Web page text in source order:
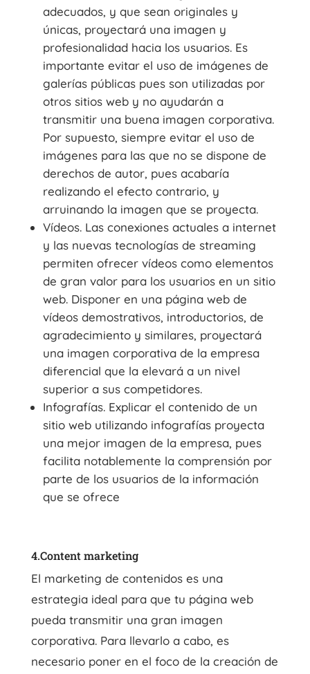
adecuados, y que sean originales y
únicas, proyectará una imagen y
profesionalidad hacia los usuarios. Es
importante evitar el uso de imágenes de
galerías públicas pues son utilizadas por
otros sitios web y no ayudarán a
transmitir una buena imagen corporativa.
Por supuesto, siempre evitar el uso de
imágenes para las que no se dispone de
derechos de autor, pues acabaría
realizando el efecto contrario, y
arruinando la imagen que se proyecta.
Vídeos. Las conexiones actuales a internet
y las nuevas tecnologías de streaming
permiten ofrecer vídeos como elementos
de gran valor para los usuarios en un sitio
web. Disponer en una página web de
vídeos demostrativos, introductorios, de
agradecimiento y similares, proyectará
una imagen corporativa de la empresa
diferencial que la elevará a un nivel
superior a sus competidores.
Infografías. Explicar el contenido de un
sitio web utilizando infografías proyecta
una mejor imagen de la empresa, pues
facilita notablemente la comprensión por
parte de los usuarios de la información
que se ofrece
4.Content marketing
El marketing de contenidos es una
estrategia ideal para que tu página web
pueda transmitir una gran imagen
corporativa. Para llevarlo a cabo, es
necesario poner en el foco de la creación de